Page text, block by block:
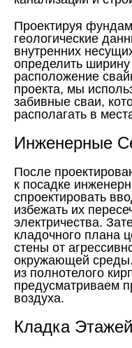
Проектируя
геологические
внутренних
определить ширину
расположение
проекта, мы
забивные сваи,
располагать в
Инженерные
После
к посадке
спроектировать
избежать их
электричества.
кладочного плана
стены от
окружающей
из полнотелого
предусматриваем
воздуха.
Кладка